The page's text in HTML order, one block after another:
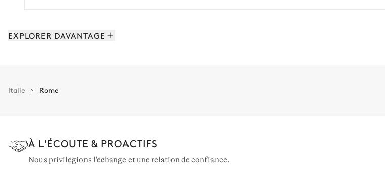
EXPLORER DAVANTAGE
Italie Rome
À L'ÉCOUTE & PROACTIFS
Nous privilégions l'échange et une relation de confiance.